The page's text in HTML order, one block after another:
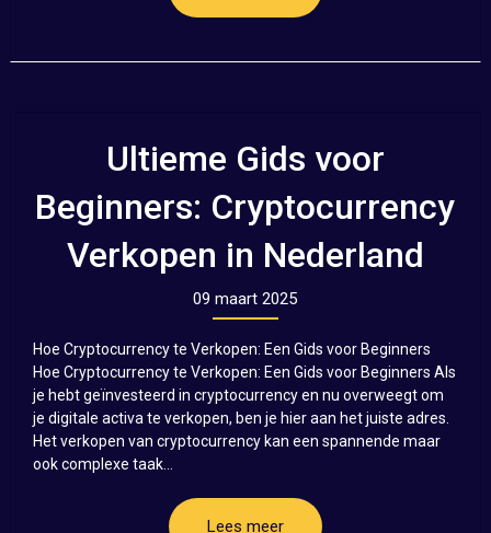
Ultieme Gids voor
Beginners: Cryptocurrency
Verkopen in Nederland
09 maart 2025
Hoe Cryptocurrency te Verkopen: Een Gids voor Beginners
Hoe Cryptocurrency te Verkopen: Een Gids voor Beginners Als
je hebt geïnvesteerd in cryptocurrency en nu overweegt om
je digitale activa te verkopen, ben je hier aan het juiste adres.
Het verkopen van cryptocurrency kan een spannende maar
ook complexe taak...
Lees meer